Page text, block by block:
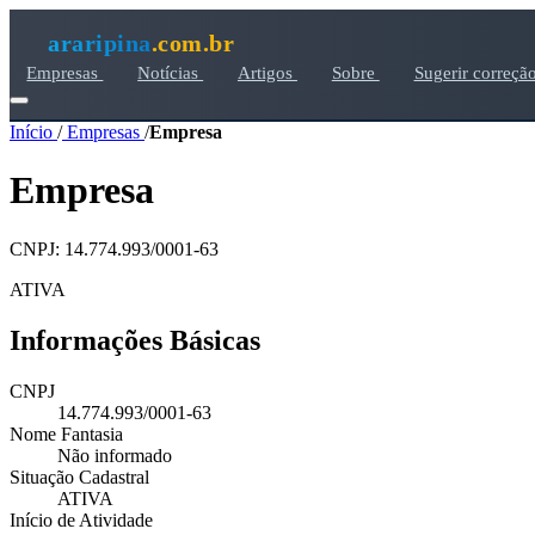
araripina.com.br
Empresas Notícias Artigos Sobre Sugerir
Início /Empresas /Empresa
Empresa
CNPJ: 14.774.993/0001-63
ATIVA
Informações Básicas
CNPJ
14.774.993/0001-63
Nome Fantasia
Não informado
Situação Cadastral
ATIVA
Início de Atividade